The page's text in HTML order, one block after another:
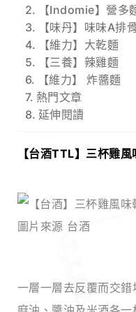
【Indomie】營多
【味丹】味味A排
【維力】大乾麵
【三養】辣雞麵
【維力】 炸醬麵
熱門文章
延伸閱讀
【台酒TTL】三杯雞風
圖片來源 台酒
一層一層去反覆而交